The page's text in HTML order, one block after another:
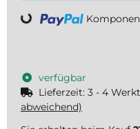
Loading...
verfügbar
Lieferzeit: 3 - 4
abweichend)